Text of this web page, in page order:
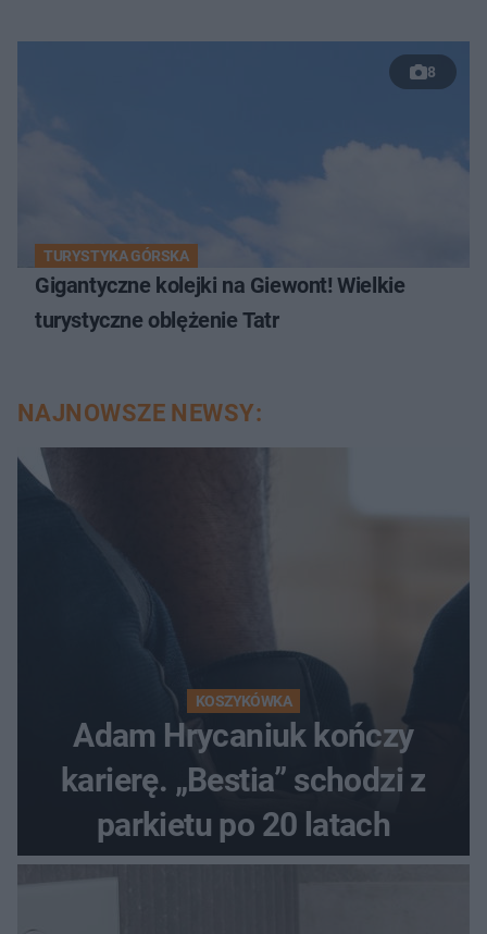
8
TURYSTYKA GÓRSKA
Gigantyczne kolejki na Giewont! Wielkie
turystyczne oblężenie Tatr
NAJNOWSZE NEWSY:
KOSZYKÓWKA
Adam Hrycaniuk kończy
karierę. „Bestia” schodzi z
parkietu po 20 latach